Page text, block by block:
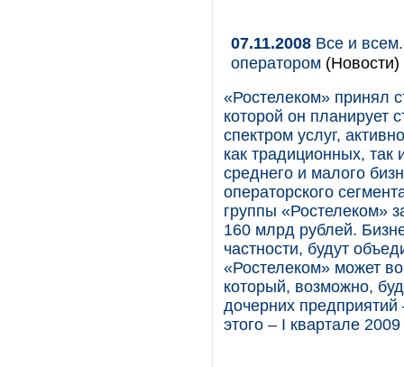
07.11.2008 Все и
оператором (Новости)
«Ростелеком» принял
которой он планирует
спектром услуг,
как традиционных,
среднего и малого
операторского
группы «Ростелеком»
160 млрд рублей.
частности, будут
«Ростелеком» может
который, возможно,
дочерних
этого – I квартале